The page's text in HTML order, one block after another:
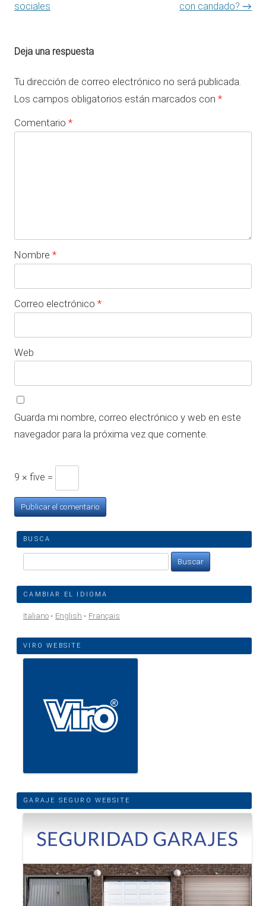
sociales
con candado? →
Deja una respuesta
Tu dirección de correo electrónico no será publicada.
Los campos obligatorios están marcados con *
Comentario *
Nombre *
Correo electrónico *
Web
Guarda mi nombre, correo electrónico y web en este
navegador para la próxima vez que comente.
9 × five =
BUSCA
CAMBIAR EL IDIOMA
Italiano English Français
VIRO WEBSITE
GARAJE SEGURO WEBSITE